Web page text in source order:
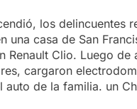
los delincuentes
una casa de San
Renault Clio. Luego de
cargaron
auto de la familia. un